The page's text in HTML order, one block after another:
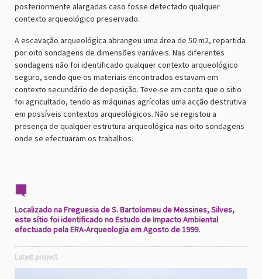
posteriormente alargadas caso fosse detectado qualquer
contexto arqueológico preservado.
A escavação arqueológica abrangeu uma área de 50 m2, repartida
por oito sondagens de dimensões variáveis. Nas diferentes
sondagens não foi identificado qualquer contexto arqueológico
seguro, sendo que os materiais encontrados estavam em
contexto secundário de deposição. Teve-se em conta que o sitio
foi agricultado, tendo as máquinas agrícolas uma acção destrutiva
em possíveis contextos arqueológicos. Não se registou a
presença de qualquer estrutura arqueológica nas oito sondagens
onde se efectuaram os trabalhos.
Localizado na Freguesia de S. Bartolomeu de Messines, Silves,
este sítio foi identificado no Estudo de Impacto Ambiental
efectuado pela ERA-Arqueologia em Agosto de 1999.
Latest project